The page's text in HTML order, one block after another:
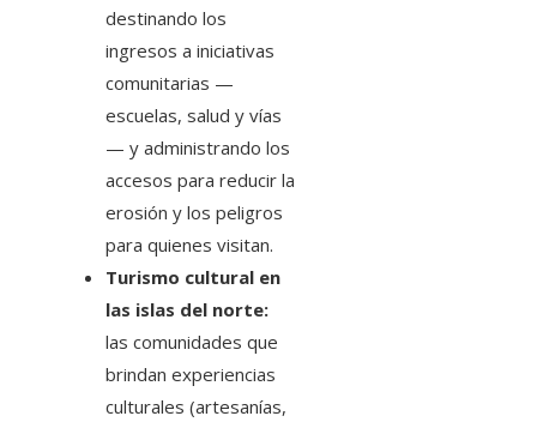
destinando los
ingresos a iniciativas
comunitarias —
escuelas, salud y vías
— y administrando los
accesos para reducir la
erosión y los peligros
para quienes visitan.
Turismo cultural en
las islas del norte:
las comunidades que
brindan experiencias
culturales (artesanías,